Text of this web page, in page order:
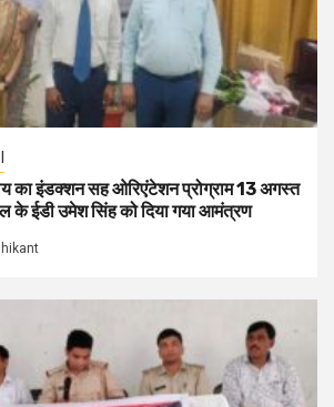
का इंडक्शन सह ओरिएंटेशन प्रोग्राम 13 अगस्त
के ईडी उमेश सिंह को दिया गया आमंत्रण